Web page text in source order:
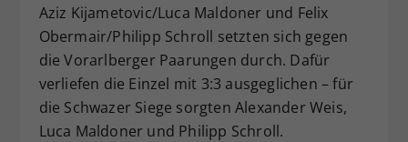
Aziz Kijametovic/Luca Maldoner und Felix
Obermair/Philipp Schroll setzten sich gegen
die Vorarlberger Paarungen durch. Dafür
verliefen die Einzel mit 3:3 ausgeglichen – für
die Schwazer Siege sorgten Alexander Weis,
Luca Maldoner und Philipp Schroll.